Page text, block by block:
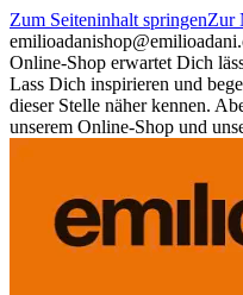
Zum Seiteninhalt springenZur
emilioadani
Online-Shop erwartet Dich
Lass Dich inspirieren und
dieser Stelle näher kennen.
unserem Online-Shop und